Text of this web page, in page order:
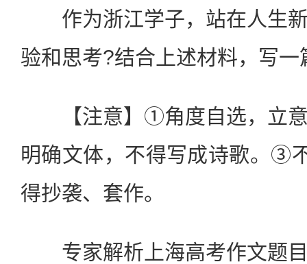
作为浙江学子，站在人生新
验和思考?结合上述材料，写一
【注意】①角度自选，立意
明确文体，不得写成诗歌。③
得抄袭、套作。
专家解析上海高考作文题目